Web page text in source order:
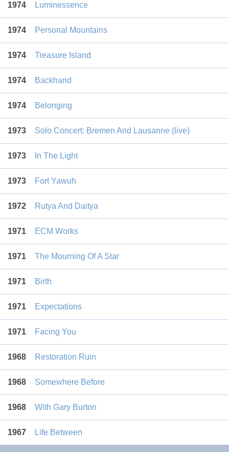
1974 Luminessence
1974 Personal Mountains
1974 Treasure Island
1974 Backhand
1974 Belonging
1973 Solo Concert: Bremen And Lausanne (live)
1973 In The Light
1973 Fort Yawuh
1972 Rutya And Daitya
1971 ECM Works
1971 The Mourning Of A Star
1971 Birth
1971 Expectations
1971 Facing You
1968 Restoration Ruin
1968 Somewhere Before
1968 With Gary Burton
1967 Life Between